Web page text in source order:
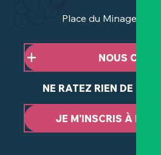
Place du Minage -
NOUS
NE RATEZ RIEN DE
JE M’INSCRIS À LA